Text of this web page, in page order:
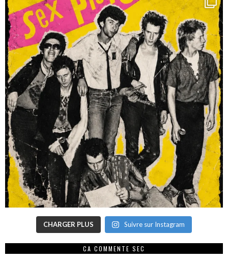
CHARGER PLUS Suivre sur Instagram
CA COMMENTE SEC